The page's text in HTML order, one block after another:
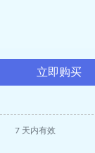
立即购买
7 天内有效